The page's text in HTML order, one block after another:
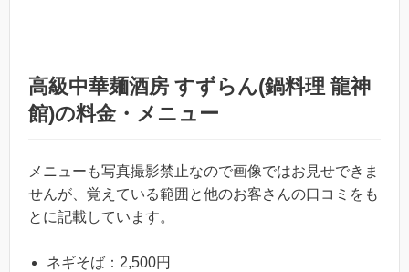
高級中華麺酒房 すずらん(鍋料理 龍神
館)の料金・メニュー
メニューも写真撮影禁止なので画像ではお見せできま
せんが、覚えている範囲と他のお客さんの口コミをも
とに記載しています。
ネギそば：2,500円